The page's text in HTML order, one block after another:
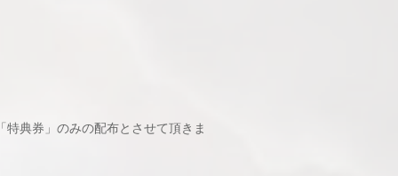
典券」のみの配布とさせて頂きま